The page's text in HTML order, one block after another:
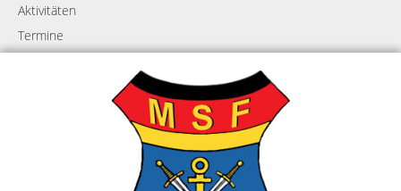
Aktivitäten
Termine